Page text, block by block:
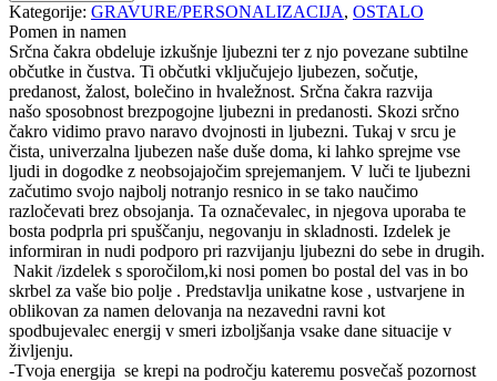
Kategorije: GRAVURE/PERSONALIZACIJA, OSTALO
Pomen in namen
Srčna čakra obdeluje izkušnje ljubezni ter z njo povezane subtilne
občutke in čustva. Ti občutki vključujejo ljubezen, sočutje,
predanost, žalost, bolečino in hvaležnost. Srčna čakra razvija
našo sposobnost brezpogojne ljubezni in predanosti. Skozi srčno
čakro vidimo pravo naravo dvojnosti in ljubezni. Tukaj v srcu je
čista, univerzalna ljubezen naše duše doma, ki lahko sprejme vse
ljudi in dogodke z neobsojajočim sprejemanjem. V luči te ljubezni
začutimo svojo najbolj notranjo resnico in se tako naučimo
razločevati brez obsojanja. Ta označevalec, in njegova uporaba te
bosta podprla pri spuščanju, negovanju in skladnosti. Izdelek je
informiran in nudi podporo pri razvijanju ljubezni do sebe in drugih.
Nakit /izdelek s sporočilom,ki nosi pomen bo postal del vas in bo
skrbel za vaše bio polje . Predstavlja unikatne kose , ustvarjene in
oblikovan za namen delovanja na nezavedni ravni kot
spodbujevalec energij v smeri izboljšanja vsake dane situacije v
življenju.
-Tvoja energija se krepi na področju kateremu posvečaš pozornost